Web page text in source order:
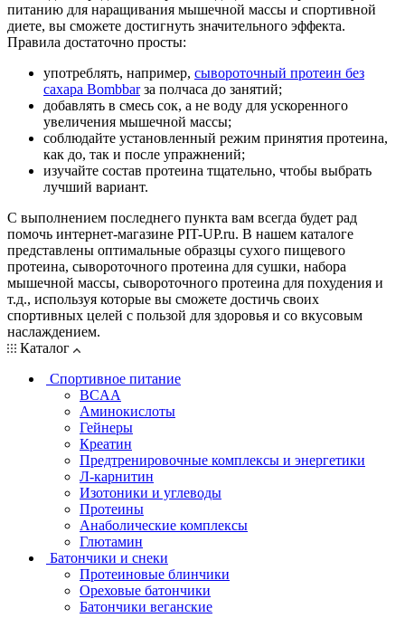
питанию для наращивания мышечной массы и спортивной
диете, вы сможете достигнуть значительного эффекта.
Правила достаточно просты:
употреблять, например, сывороточный протеин без
сахара Bombbarза полчаса до занятий;
добавлять в смесь сок, а не воду для ускоренного
увеличения мышечной массы;
соблюдайте установленный режим принятия протеина,
как до, так и после упражнений;
изучайте состав протеина тщательно, чтобы выбрать
лучший вариант.
С выполнением последнего пункта вам всегда будет рад
помочь интернет-магазине PIT-UP.ru. В нашем каталоге
представлены оптимальные образцы сухого пищевого
протеина, сывороточного протеина для сушки, набора
мышечной массы, сывороточного протеина для похудения и
т.д., используя которые вы сможете достичь своих
спортивных целей с пользой для здоровья и со вкусовым
наслаждением.
Каталог
Спортивное питание
BCAA
Аминокислоты
Гейнеры
Креатин
Предтренировочные комплексы и энергетики
Л-карнитин
Изотоники и углеводы
Протеины
Анаболические комплексы
Глютамин
Батончики и снеки
Протеиновые блинчики
Ореховые батончики
Батончики веганские